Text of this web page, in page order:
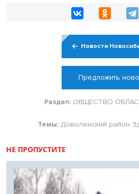
Новости
Предложить
Раздел: ОБЩЕСТВО
Темы: Доволенский район
НЕ ПРОПУСТИТЕ